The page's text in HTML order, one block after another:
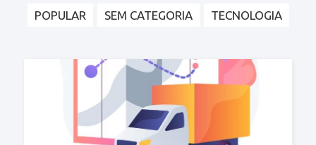
POPULAR SEM CATEGORIA TECNOLOGIA